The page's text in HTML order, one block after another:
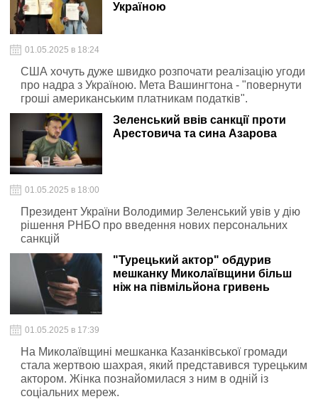
Україною
01.05.2025 в 18:24
США хочуть дуже швидко розпочати реалізацію угоди
про надра з Україною. Мета Вашингтона - "повернути
гроші американським платникам податків".
Зеленський ввів санкції проти
Арестовича та сина Азарова
01.05.2025 в 18:00
Президент України Володимир Зеленський увів у дію
рішення РНБО про введення нових персональних
санкцій
"Турецький актор" обдурив
мешканку Миколаївщини більш
ніж на півмільйона гривень
01.05.2025 в 17:39
На Миколаївщині мешканка Казанківської громади
стала жертвою шахрая, який представився турецьким
актором. Жінка познайомилася з ним в одній із
соціальних мереж.